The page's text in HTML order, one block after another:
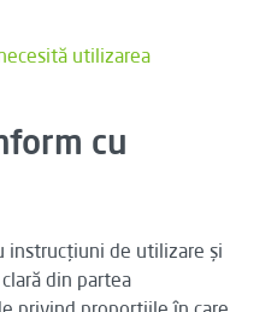
utilizarea
cu
instrucțiuni de utilizare și
din partea